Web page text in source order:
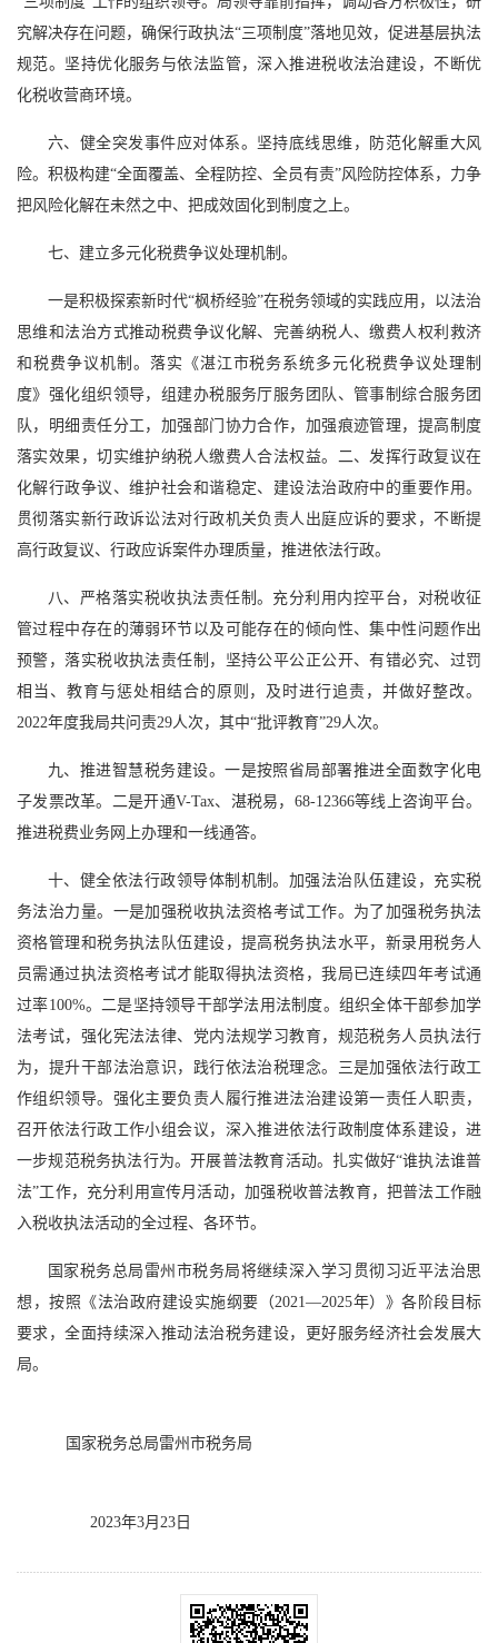
究解决存在问题，确保行政执法“三项制度”落地见效，促进基层执法
规范。坚持优化服务与依法监管，深入推进税收法治建设，不断优
化税收营商环境。
六、健全突发事件应对体系。坚持底线思维，防范化解重大风
险。积极构建“全面覆盖、全程防控、全员有责”风险防控体系，力争
把风险化解在未然之中、把成效固化到制度之上。
七、建立多元化税费争议处理机制。
一是积极探索新时代“枫桥经验”在税务领域的实践应用，以法治
思维和法治方式推动税费争议化解、完善纳税人、缴费人权利救济
和税费争议机制。落实《湛江市税务系统多元化税费争议处理制
度》强化组织领导，组建办税服务厅服务团队、管事制综合服务团
队，明细责任分工，加强部门协力合作，加强痕迹管理，提高制度
落实效果，切实维护纳税人缴费人合法权益。二、发挥行政复议在
化解行政争议、维护社会和谐稳定、建设法治政府中的重要作用。
贯彻落实新行政诉讼法对行政机关负责人出庭应诉的要求，不断提
高行政复议、行政应诉案件办理质量，推进依法行政。
八、严格落实税收执法责任制。充分利用内控平台，对税收征
管过程中存在的薄弱环节以及可能存在的倾向性、集中性问题作出
预警，落实税收执法责任制，坚持公平公正公开、有错必究、过罚
相当、教育与惩处相结合的原则，及时进行追责，并做好整改。
2022年度我局共问责29人次，其中“批评教育”29人次。
九、推进智慧税务建设。一是按照省局部署推进全面数字化电
子发票改革。二是开通V-Tax、湛税易，68-12366等线上咨询平台。
推进税费业务网上办理和一线通答。
十、健全依法行政领导体制机制。加强法治队伍建设，充实税
务法治力量。一是加强税收执法资格考试工作。为了加强税务执法
资格管理和税务执法队伍建设，提高税务执法水平，新录用税务人
员需通过执法资格考试才能取得执法资格，我局已连续四年考试通
过率100%。二是坚持领导干部学法用法制度。组织全体干部参加学
法考试，强化宪法法律、党内法规学习教育，规范税务人员执法行
为，提升干部法治意识，践行依法治税理念。三是加强依法行政工
作组织领导。强化主要负责人履行推进法治建设第一责任人职责，
召开依法行政工作小组会议，深入推进依法行政制度体系建设，进
一步规范税务执法行为。开展普法教育活动。扎实做好“谁执法谁普
法”工作，充分利用宣传月活动，加强税收普法教育，把普法工作融
入税收执法活动的全过程、各环节。
国家税务总局雷州市税务局将继续深入学习贯彻习近平法治思
想，按照《法治政府建设实施纲要（2021—2025年）》各阶段目标
要求，全面持续深入推动法治税务建设，更好服务经济社会发展大
局。
国家税务总局雷州市税务局
2023年3月23日